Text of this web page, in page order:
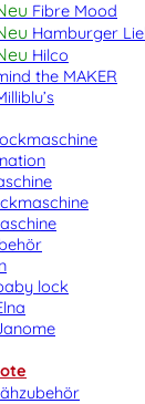
Fibre Mood
Hamburger
Hilco
the MAKER
lock